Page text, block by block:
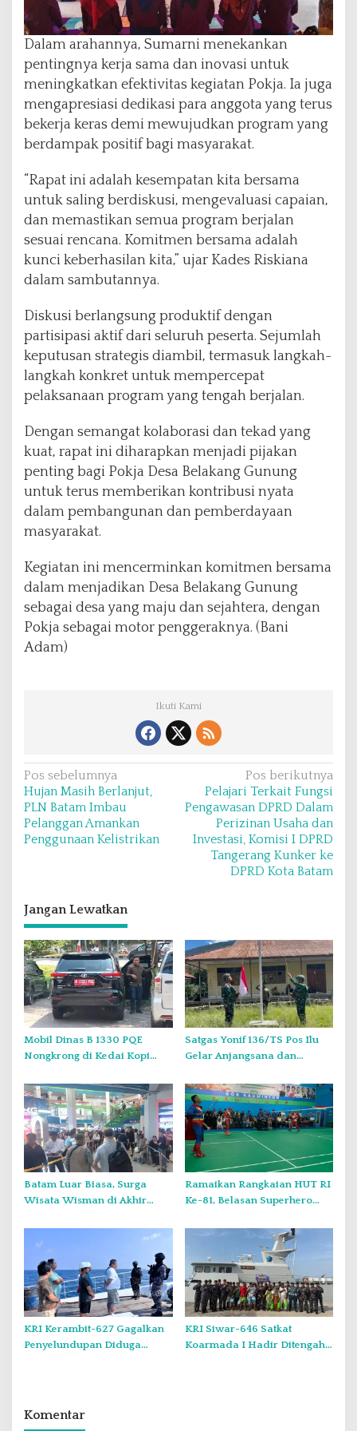
a
j
u
a
Dalam arahannya, Sumarni menekankan
pentingnya kerja sama dan inovasi untuk
meningkatkan efektivitas kegiatan Pokja. Ia juga
mengapresiasi dedikasi para anggota yang terus
bekerja keras demi mewujudkan program yang
berdampak positif bagi masyarakat.
“Rapat ini adalah kesempatan kita bersama
untuk saling berdiskusi, mengevaluasi capaian,
dan memastikan semua program berjalan
sesuai rencana. Komitmen bersama adalah
kunci keberhasilan kita,” ujar Kades Riskiana
dalam sambutannya.
Diskusi berlangsung produktif dengan
partisipasi aktif dari seluruh peserta. Sejumlah
keputusan strategis diambil, termasuk langkah-
langkah konkret untuk mempercepat
pelaksanaan program yang tengah berjalan.
Dengan semangat kolaborasi dan tekad yang
kuat, rapat ini diharapkan menjadi pijakan
penting bagi Pokja Desa Belakang Gunung
untuk terus memberikan kontribusi nyata
dalam pembangunan dan pemberdayaan
masyarakat.
Kegiatan ini mencerminkan komitmen bersama
dalam menjadikan Desa Belakang Gunung
sebagai desa yang maju dan sejahtera, dengan
Pokja sebagai motor penggeraknya. (Bani
Adam)
Ikuti Kami
N
a
v
i
s
i
p
o
s
Pos sebelumnya
Hujan Masih Berlanjut,
PLN Batam Imbau
Pelanggan Amankan
Penggunaan Kelistrikan
Pos berikutnya
Pelajari Terkait Fungsi
Pengawasan DPRD Dalam
Perizinan Usaha dan
Investasi, Komisi I DPRD
Tangerang Kunker ke
DPRD Kota Batam
Jangan Lewatkan
Mobil Dinas B 1330 PQE
Nongkrong di Kedai Kopi
atau Urusan Pribadi?
Satgas Yonif 136/TS Pos Ilu
Gelar Anjangsana dan
Putih di Kampung Lambo
Batam Luar Biasa, Surga
Wisata Wisman di Akhir
Ramaikan Rangkaian HUT RI
Ke-81, Belasan Superhero
KRI Kerambit-627 Gagalkan
Penyelundupan Diduga
KRI Siwar-646 Satkat
Koarmada I Hadir Ditengah
Komentar